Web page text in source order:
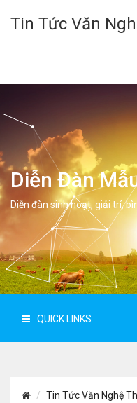
Tin Tức Văn
Diễn Đàn
Diễn đàn sinh hoạt, giải trí,
QUICK LINKS
Tin Tức Văn Nghệ